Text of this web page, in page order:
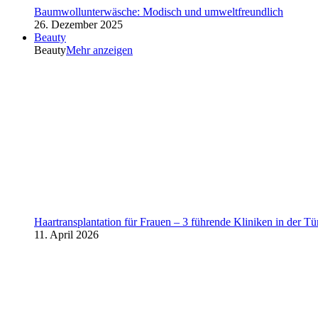
Baumwollunterwäsche: Modisch und umweltfreundlich
26. Dezember 2025
Beauty
BeautyMehr anzeigen
Haartransplantation für Frauen – 3 führende Kliniken in der
11. April 2026